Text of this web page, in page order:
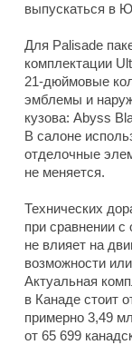
выпускаться в
Для Palisade
комплектации
21-дюймовые
эмблемы и
кузова: Abyss
В салоне
отделочные
не меняется.
Технических
при сравнении
не влияет на
возможности
Актуальная
в Канаде стоит
примерно 3,49
от 65 699